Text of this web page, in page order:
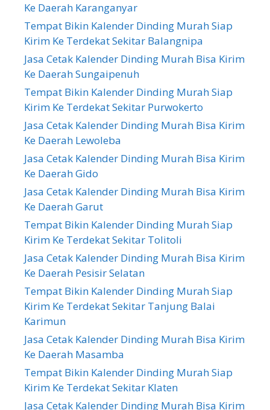
Ke Daerah Karanganyar
Tempat Bikin Kalender Dinding Murah Siap
Kirim Ke Terdekat Sekitar Balangnipa
Jasa Cetak Kalender Dinding Murah Bisa Kirim
Ke Daerah Sungaipenuh
Tempat Bikin Kalender Dinding Murah Siap
Kirim Ke Terdekat Sekitar Purwokerto
Jasa Cetak Kalender Dinding Murah Bisa Kirim
Ke Daerah Lewoleba
Jasa Cetak Kalender Dinding Murah Bisa Kirim
Ke Daerah Gido
Jasa Cetak Kalender Dinding Murah Bisa Kirim
Ke Daerah Garut
Tempat Bikin Kalender Dinding Murah Siap
Kirim Ke Terdekat Sekitar Tolitoli
Jasa Cetak Kalender Dinding Murah Bisa Kirim
Ke Daerah Pesisir Selatan
Tempat Bikin Kalender Dinding Murah Siap
Kirim Ke Terdekat Sekitar Tanjung Balai
Karimun
Jasa Cetak Kalender Dinding Murah Bisa Kirim
Ke Daerah Masamba
Tempat Bikin Kalender Dinding Murah Siap
Kirim Ke Terdekat Sekitar Klaten
Jasa Cetak Kalender Dinding Murah Bisa Kirim